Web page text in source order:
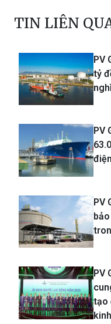
TIN LIÊN
PV
tỷ
PV
PV
PV
tạo